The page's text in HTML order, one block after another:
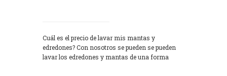
Cuál es el precio de lavar mis mantas y
edredones? Con nosotros se pueden se pueden
lavar los edredones y mantas de una forma